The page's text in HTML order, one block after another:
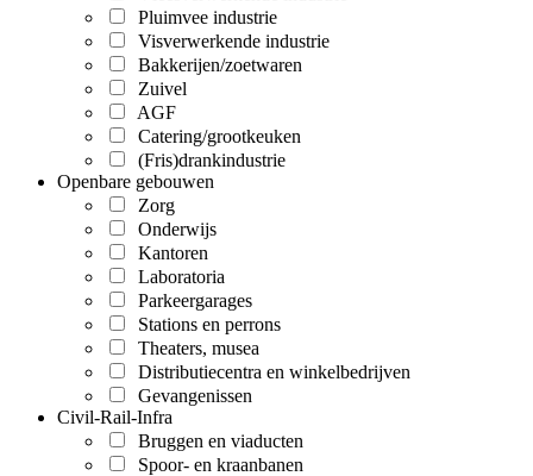
Pluimvee industrie
Visverwerkende industrie
Bakkerijen/zoetwaren
Zuivel
AGF
Catering/grootkeuken
(Fris)drankindustrie
Openbare gebouwen
Zorg
Onderwijs
Kantoren
Laboratoria
Parkeergarages
Stations en perrons
Theaters, musea
Distributiecentra en winkelbedrijven
Gevangenissen
Civil-Rail-Infra
Bruggen en viaducten
Spoor- en kraanbanen